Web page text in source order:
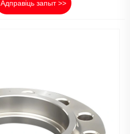
Адправіць запыт >>